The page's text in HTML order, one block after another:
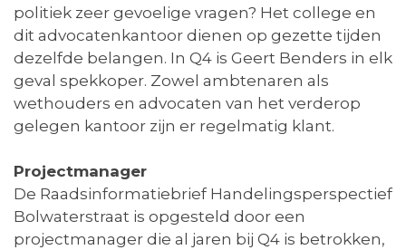
politiek zeer gevoelige vragen? Het college en
dit advocatenkantoor dienen op gezette tijden
dezelfde belangen. In Q4 is Geert Benders in elk
geval spekkoper. Zowel ambtenaren als
wethouders en advocaten van het verderop
gelegen kantoor zijn er regelmatig klant.
Projectmanager
De Raadsinformatiebrief Handelingsperspectief
Bolwaterstraat is opgesteld door een
projectmanager die al jaren bij Q4 is betrokken,